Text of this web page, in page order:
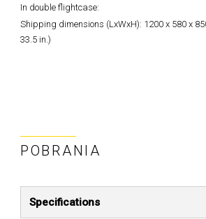
In double flightcase:
Shipping dimensions (LxWxH): 1200 x 580 x
33.5 in.)
POBRANIA
Specifications